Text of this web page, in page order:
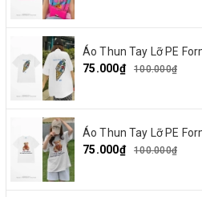
75.000₫
100.000₫
75.000₫
100.000₫